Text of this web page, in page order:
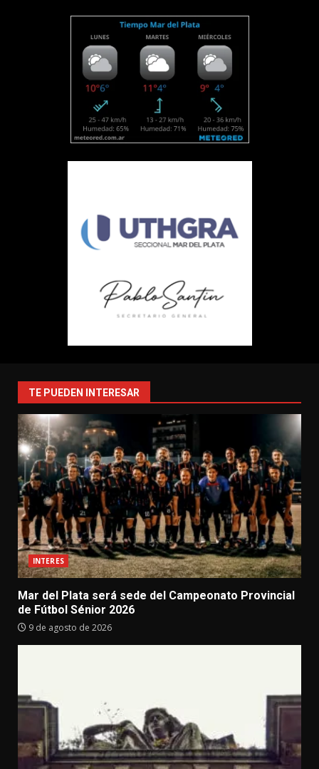
TE PUEDEN INTERESAR
INTERES
Mar del Plata será sede del Campeonato Provincial
de Fútbol Sénior 2026
9 de agosto de 2026